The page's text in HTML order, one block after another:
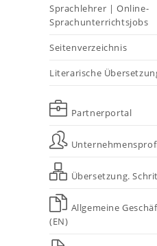
Sprachlehrer | Online-
Sprachunterrichtsjobs
Seitenverzeichnis
Literarische
Partnerportal
Übersetzung.
Allgemeine
(EN)